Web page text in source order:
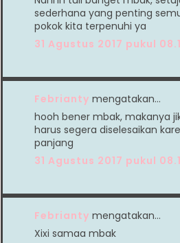
sederhana yang penting
pokok kita terpenuhi ya
31 Agustus 2017 pukul
Febrianty mengatakan…
hooh bener mbak, makanya
harus segera diselesaikan
panjang
31 Agustus 2017 pukul
Febrianty mengatakan…
Xixi samaa mbak